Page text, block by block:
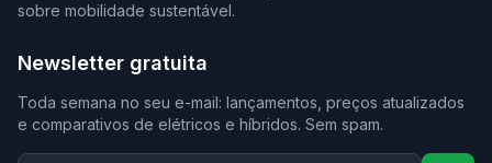
sobre mobilidade sustentável.
Newsletter gratuita
Toda semana no seu e-mail: lançamentos, preços atualizados
e comparativos de elétricos e híbridos. Sem spam.